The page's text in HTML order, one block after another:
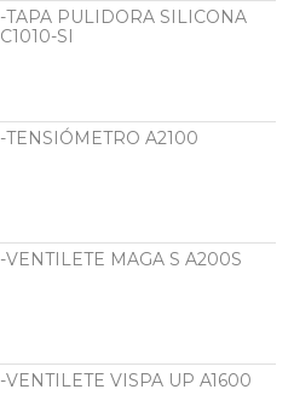
-TAPA PULIDORA SILICONA
C1010-SI
-TENSIÓMETRO A2100
-VENTILETE MAGA S A200S
-VENTILETE VISPA UP A1600